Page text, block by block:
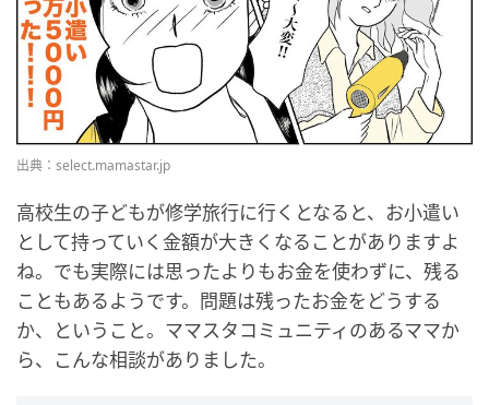
出典：select.mamastar.jp
高校生の子どもが修学旅行に行くとなると、お小遣い
として持っていく金額が大きくなることがありますよ
ね。でも実際には思ったよりもお金を使わずに、残る
こともあるようです。問題は残ったお金をどうする
か、ということ。ママスタコミュニティのあるママか
ら、こんな相談がありました。